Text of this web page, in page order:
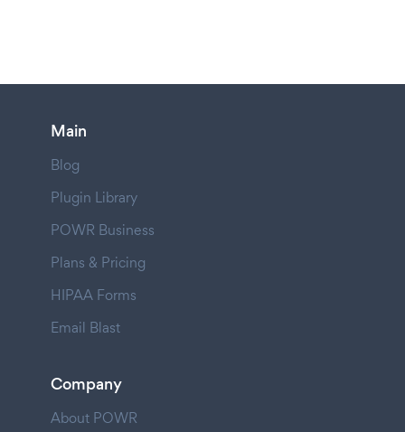
Main
Blog
Plugin Library
POWR Business
Plans & Pricing
HIPAA Forms
Email Blast
Company
About POWR